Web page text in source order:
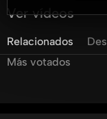
comparte su
10", explicando
Ver vídeos
Relacionados
Más votados